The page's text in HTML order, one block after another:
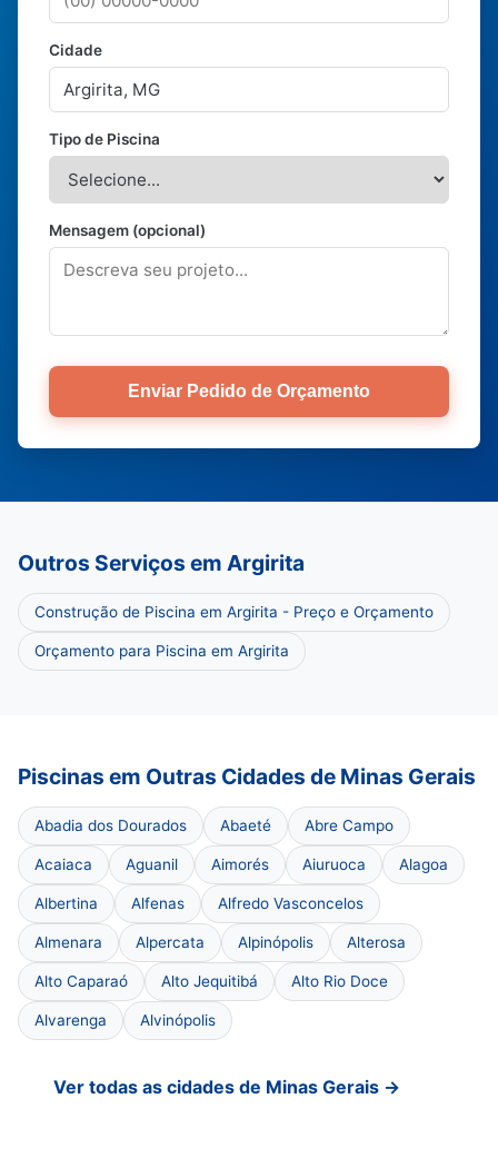
Cidade
Tipo de Piscina
Mensagem (opcional)
Enviar Pedido de Orçamento
Outros Serviços em Argirita
Construção de Piscina em Argirita - Preço e Orçamento
Orçamento para Piscina em Argirita
Piscinas em Outras Cidades de Minas Gerais
Abadia dos Dourados Abaeté Abre Campo
Acaiaca Aguanil Aimorés Aiuruoca Alagoa
Albertina Alfenas Alfredo Vasconcelos
Almenara Alpercata Alpinópolis Alterosa
Alto Caparaó Alto Jequitibá Alto Rio Doce
Alvarenga Alvinópolis
Ver todas as cidades de Minas Gerais →